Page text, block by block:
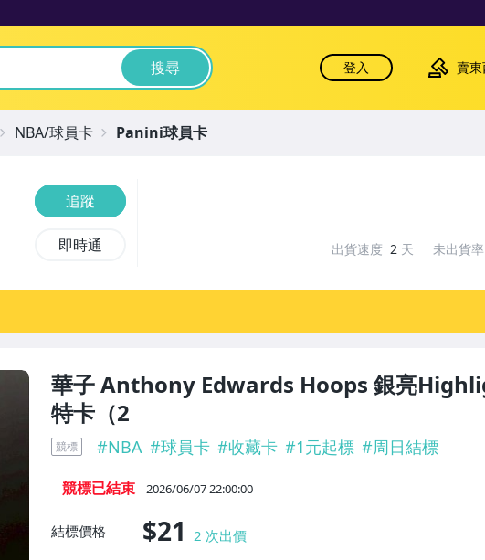
搜尋 登入 賣
華子 Anthony Edwards Hoops 銀亮
特卡（2
競標 #NBA #球員卡 #收藏卡 #1元起標 #周日結標
競標已結束 2026/06/07 22:00:00
結標價格 $21 2 次出價
追蹤
即時通 出貨速度 2 天 未出貨率
NBA/球員卡 Panini球員卡